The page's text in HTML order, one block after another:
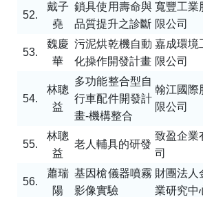
52.
戴子
堯
鎖具使用壽命與
品質提升之診斷
寬豐工業
限公司
53.
魏慶
華
污泥烘乾機自動
化操作開發計畫
嘉成環境
限公司
54.
林聰
益
多功能整合型自
行車配件開發計
畫-機構整合
翰江國際
限公司
55.
林聰
益
老人輔具的研發
致盈企業
司
56.
蕭瑞
陽
基因槍儀器噴霧
影像實驗
財團法人
業研究中